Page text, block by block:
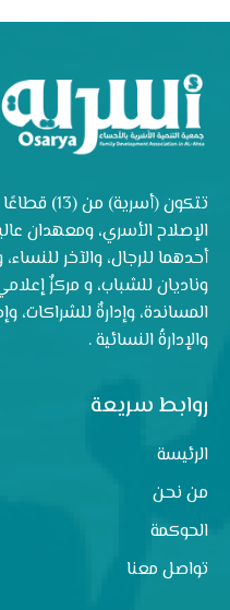
تتكون
الإصلاح الأسري، ومعهدان
أحدهما للرجال، والآخر للنساء،
وناديان للشباب، و مركزٌ
المساندة، وإدارةٌ للشراكات،
والإدارةُ النسائية .
روابط سريعة
الرئيسة
من نحن
الحوكمة
تواصل معنا